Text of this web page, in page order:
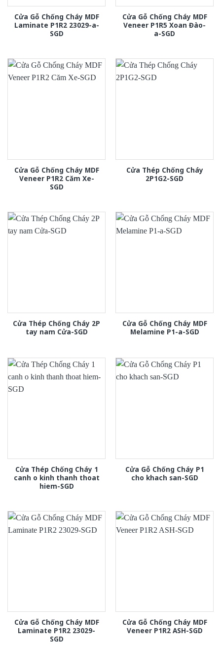
Cửa Gỗ Chống Cháy MDF
Laminate P1R2 23029-a-
SGD
Cửa Gỗ Chống Cháy MDF
Veneer P1R5 Xoan Đào-
a-SGD
Cửa Gỗ Chống Cháy MDF
Veneer P1R2 Căm Xe-
SGD
Cửa Thép Chống Cháy
2P1G2-SGD
Cửa Thép Chống Cháy 2P
tay nam Cửa-SGD
Cửa Gỗ Chống Cháy MDF
Melamine P1-a-SGD
Cửa Thép Chống Cháy 1
canh o kinh thanh thoat
hiem-SGD
Cửa Gỗ Chống Cháy P1
cho khach san-SGD
Cửa Gỗ Chống Cháy MDF
Laminate P1R2 23029-
SGD
Cửa Gỗ Chống Cháy MDF
Veneer P1R2 ASH-SGD